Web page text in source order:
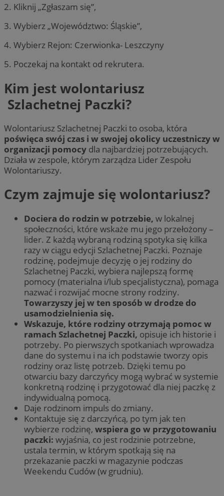
2. Kliknij „Zgłaszam się”,
3. Wybierz „Województwo: Śląskie”,
4. Wybierz Rejon: Czerwionka- Leszczyny
5. Poczekaj na kontakt od rekrutera.
Kim jest wolontariusz
Szlachetnej Paczki?
Wolontariusz Szlachetnej Paczki to osoba, która
poświęca swój czas i w swojej okolicy uczestniczy w
organizacji pomocy dla najbardziej potrzebujących.
Działa w zespole, którym zarządza Lider Zespołu
Wolontariuszy.
Czym zajmuje się wolontariusz?
Dociera do rodzin w potrzebie, w lokalnej
społeczności, które wskaże mu jego przełożony –
lider. Z każdą wybraną rodziną spotyka się kilka
razy w ciągu edycji Szlachetnej Paczki. Poznaje
rodzinę, podejmuje decyzję o jej rodziny do
Szlachetnej Paczki, wybiera najlepszą formę
pomocy (materialna i/lub specjalistyczna), pomaga
nazwać i rozwijać mocne strony rodziny.
Towarzyszy jej w ten sposób w drodze do
usamodzielnienia się.
Wskazuje, które rodziny otrzymają pomoc w
ramach Szlachetnej Paczki, opisuje ich historie i
potrzeby. Po pierwszych spotkaniach wprowadza
dane do systemu i na ich podstawie tworzy opis
rodziny oraz listę potrzeb. Dzięki temu po
otwarciu bazy darczyńcy mogą wybrać w systemie
konkretną rodzinę i przygotować dla niej paczkę z
indywidualną pomocą.
Daje rodzinom impuls do zmiany.
Kontaktuje się z darczyńcą, po tym jak ten
wybierze rodzinę, wspiera go w przygotowaniu
paczki: wyjaśnia, co jest rodzinie potrzebne,
ustala termin, w którym spotkają się na
przekazanie paczki w magazynie podczas
Weekendu Cudów (w grudniu).